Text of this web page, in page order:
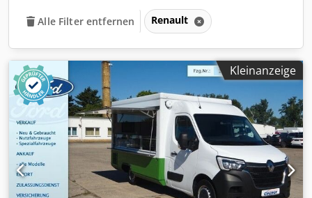
Alle Filter entfernen Renault
Kleinanzeige